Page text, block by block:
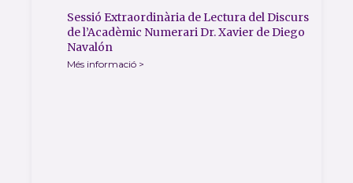
Sessió Extraordinària de Lectura del Discurs
de l’Acadèmic Numerari Dr. Xavier de Diego
Navalón
Més informació >